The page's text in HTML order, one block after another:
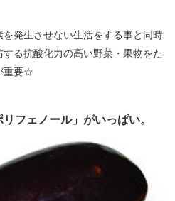
発生させない生活をする事と同時
る抗酸化力の高い野菜・果物をた
重要☆
リフェノール」がいっぱい。